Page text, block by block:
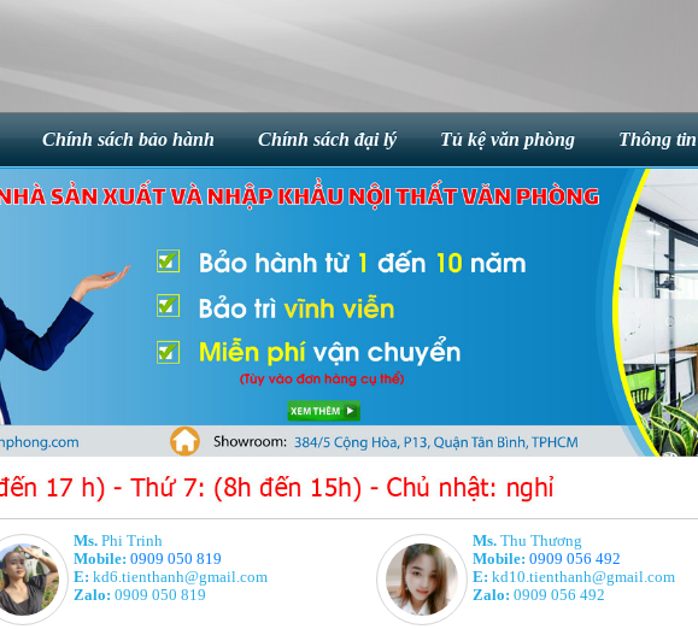
Chính sách bảo hành Chính sách đại lý Tủ kệ văn phòng Thông tin
Ms.Phi Trinh
Mobile: 0909 050 819
E: kd6.tienthanh@gmail.com
Zalo: 0909 050 819
Ms.Thu Thương
Mobile: 0909 056 492
E: kd10.tienthanh@gmail.com
Zalo: 0909 056 492